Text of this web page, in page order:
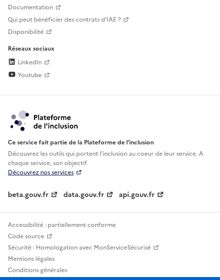
Documentation
Qui peut bénéficier des contrats d'IAE ?
Disponibilité
Réseaux sociaux
LinkedIn
Youtube
Ce service fait partie de la Plateforme de l’inclusion
Découvrez les outils qui portent l'inclusion aucoeur de leur service. A
chaque service, son objectif.
Découvrez nos services
beta.gouv.fr data.gouv.fr api.gouv.fr
Accessibilité : partiellement conforme
Code source
Sécurité : Homologation avec MonServiceSécurisé
Mentions légales
Conditions générales